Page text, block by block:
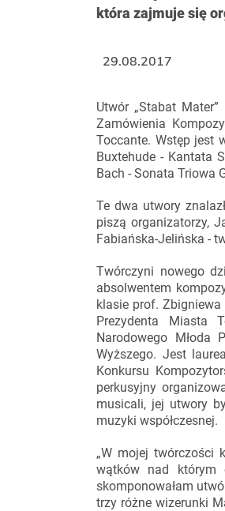
która zajmuje się
Utwór „Stabat
Zamówienia
Toccante. Wstęp jest
Buxtehude - Kantata
Bach - Sonata Triowa
Te dwa utwory
piszą organizatorzy,
Fabiańska-Jelińska -
Twórczyni nowego
absolwentem
klasie prof. Zbigniewa
Prezydenta Miasta
Narodowego Młoda
Wyższego. Jest
Konkursu
perkusyjny
musicali, jej utwory
muzyki współczesnej.
„W mojej twórczości
wątków nad którym
skomponowałam
trzy różne wizerunki
29.08.2017